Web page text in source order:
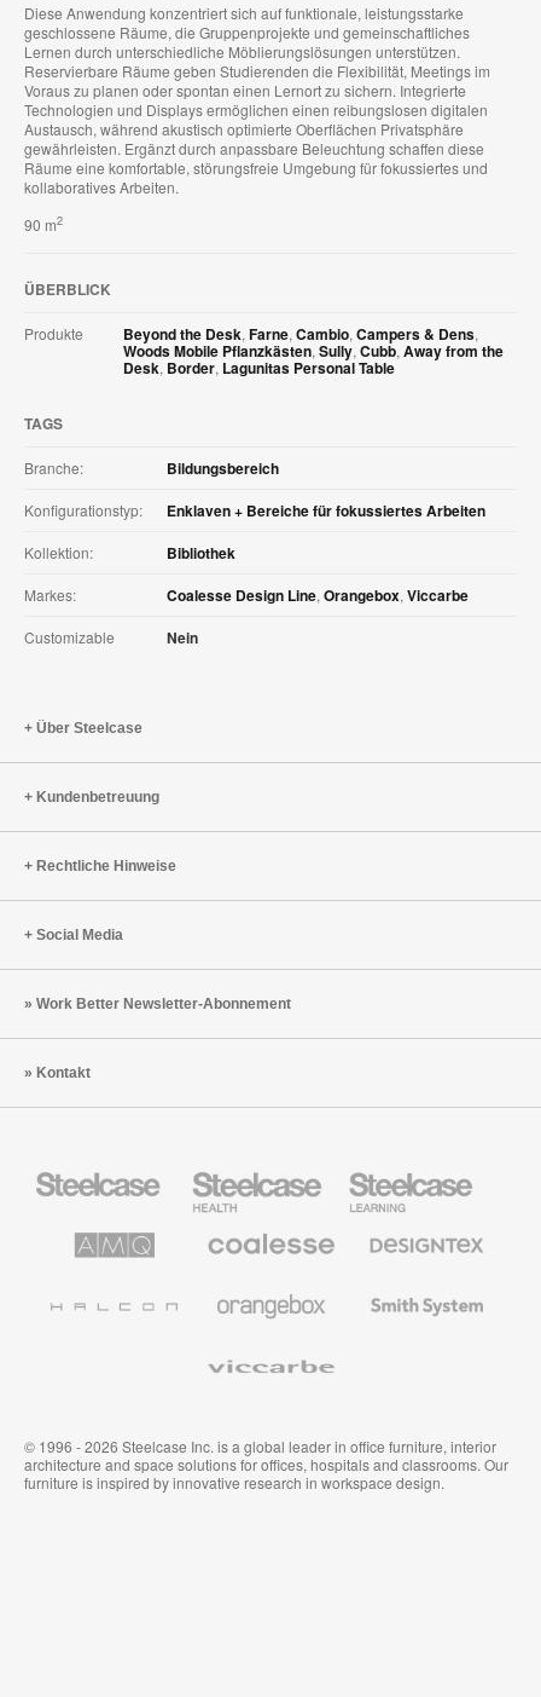
Diese Anwendung konzentriert sich auf funktionale, leistungsstarke
geschlossene Räume, die Gruppenprojekte und gemeinschaftliches
Lernen durch unterschiedliche Möblierungslösungen unterstützen.
Reservierbare Räume geben Studierenden die Flexibilität, Meetings im
Voraus zu planen oder spontan einen Lernort zu sichern. Integrierte
Technologien und Displays ermöglichen einen reibungslosen digitalen
Austausch, während akustisch optimierte Oberflächen Privatsphäre
gewährleisten. Ergänzt durch anpassbare Beleuchtung schaffen diese
Räume eine komfortable, störungsfreie Umgebung für fokussiertes und
kollaboratives Arbeiten.
90 m2
ÜBERBLICK
Produkte Beyond the Desk, Farne, Cambio, Campers & Dens,
Woods Mobile Pflanzkästen, Sully, Cubb, Away from the
Desk, Border, Lagunitas Personal Table
TAGS
Branche: Bildungsbereich
Konfigurationstyp: Enklaven + Bereiche für fokussiertes Arbeiten
Kollektion: Bibliothek
Markes: Coalesse Design Line, Orangebox, Viccarbe
Customizable Nein
Über Steelcase
Kundenbetreuung
Rechtliche Hinweise
Social Media
Work Better Newsletter-Abonnement
Kontakt
Büromöbel
Health
Education
Möbel
Solutions
Büromöbel
Textilien
System
© 1996 - 2026 Steelcase Inc. is a global leader in office furniture, interior
architecture and space solutions for offices, hospitals and classrooms. Our
furniture is inspired by innovative research in workspace design.